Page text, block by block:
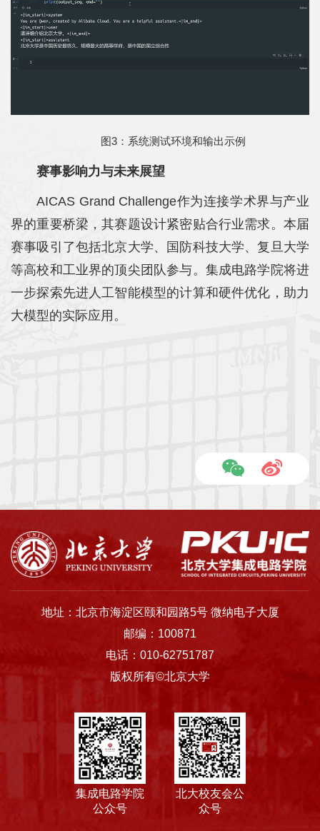
图3：系统测试环境和输出示例
赛事影响力与未来展望
AICAS Grand Challenge作为连接学术界与产业
界的重要桥梁，其赛题设计紧密贴合行业需求。本届
赛事吸引了包括北京大学、国防科技大学、复旦大学
等高校和工业界的顶尖团队参与。集成电路学院将进
一步探索先进人工智能模型的计算和硬件优化，助力
大模型的实际应用。
地址：北京市海淀区颐和园路5号 微纳电子大厦
邮编：100871
电话：010-62751787
版权所有©北京大学
集成电路学院
公众号
北大校友会公
众号